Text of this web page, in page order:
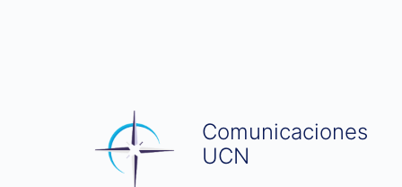
Comunicaciones
UCN